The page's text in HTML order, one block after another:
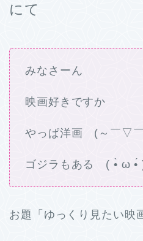
にて
みなさーん
映画好きですか
やっぱ洋画 (～￣▽
ゴジラもある ( •̀ ω •́
お題「ゆっくり見たい映